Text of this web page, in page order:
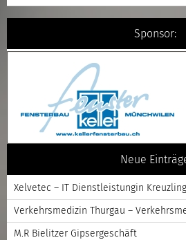
Sponsor:
Neue
Xelvetec – IT Dienstleistungin
Verkehrsmedizin Thurgau –
M.R Bielitzer Gipsergeschäft